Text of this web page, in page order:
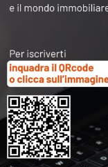
Archivi
Categorie